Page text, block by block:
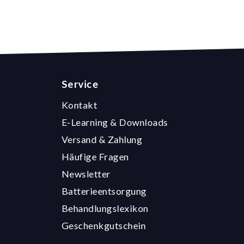
Service
Kontakt
E-Learning & Downloads
Versand & Zahlung
Häufige Fragen
Newsletter
Batterieentsorgung
Behandlungslexikon
Geschenkgutschein